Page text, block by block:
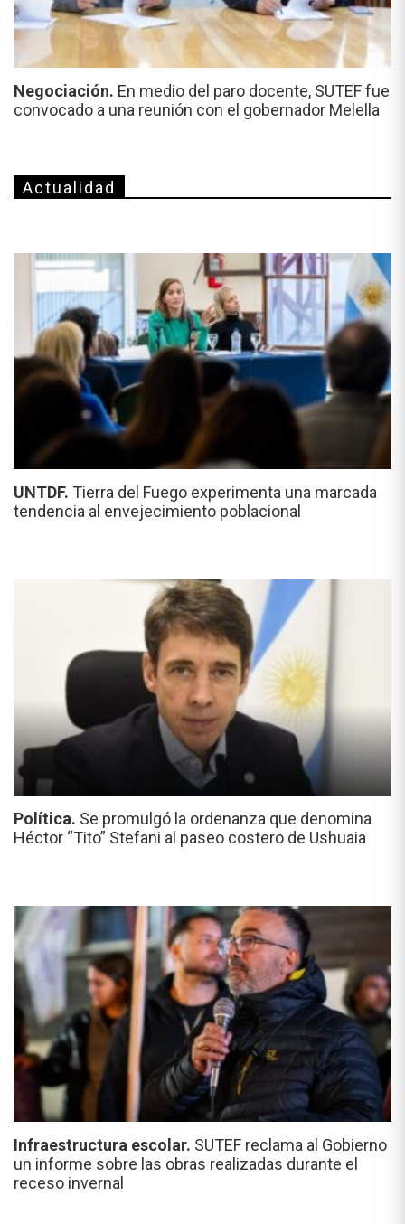
Negociación. En medio del paro docente, SUTEF fue
convocado a una reunión con el gobernador Melella
Actualidad
UNTDF. Tierra del Fuego experimenta una marcada
tendencia al envejecimiento poblacional
Política. Se promulgó la ordenanza que denomina
Héctor “Tito” Stefani al paseo costero de Ushuaia
Infraestructura escolar. SUTEF reclama al Gobierno
un informe sobre las obras realizadas durante el
receso invernal